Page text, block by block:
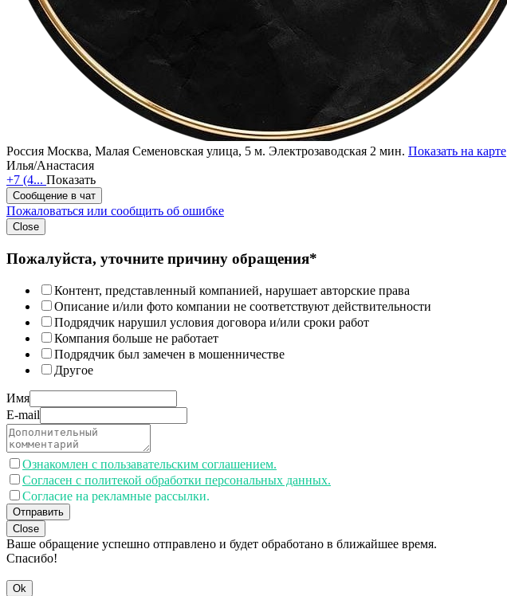
Россия Москва, Малая Семеновская улица, 5 м. Электрозаводская 2 мин. Показать на карте
Илья/Анастасия
+7 (4... Показать
Сообщение в чат
Пожаловаться или сообщить об ошибке
Close
Пожалуйста, уточните причину обращения*
Контент, представленный компанией, нарушает авторские права
Описание и/или фото компании не соответствуют действительности
Подрядчик нарушил условия договора и/или сроки работ
Компания больше не работает
Подрядчик был замечен в мошенничестве
Другое
Имя
E-mail
Ознакомлен с пользавательским соглашением.
Согласен с политекой обработки персональных данных.
Согласие на рекламные рассылки.
Отправить
Close
Ваше обращение успешно отправлено и будет обработано в ближайшее время.
Спасибо!
Ok